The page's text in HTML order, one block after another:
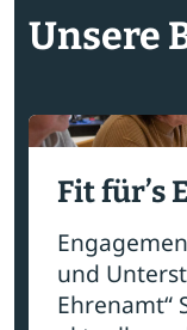
Unsere
Fit für’s
und
Ehrenamt“